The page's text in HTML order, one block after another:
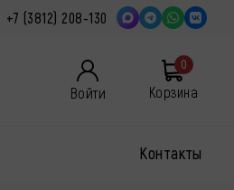
+7 (3812) 208-130
Войти
0
Корзина
Контакты